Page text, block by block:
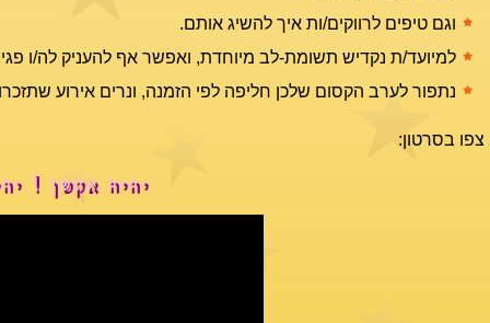
וגם טיפים לרווקים/ות איך להשיג אותם.
למיועד/ת נקדיש תשומת-לב מיוחדת, ואפשר אף להעניק לה/ו
נתפור לערב הקסום שלכן חליפה לפי הזמנה, ונרים אירוע
צפו בסרטון:
יהיה אקשן !